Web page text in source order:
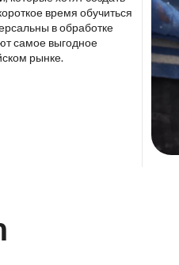
время обучиться
в обработке
самое выгодное
рынке.